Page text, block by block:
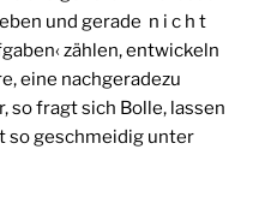
und gerade n i c h t
zählen, entwickeln
eine nachgeradezu
so fragt sich Bolle, lassen
so geschmeidig unter